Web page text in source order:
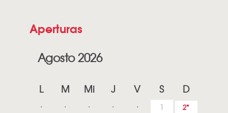
Aperturas
Agosto 2026
L M Mi J V S D
1 2